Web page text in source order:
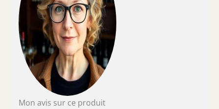
Mon avis sur ce produit